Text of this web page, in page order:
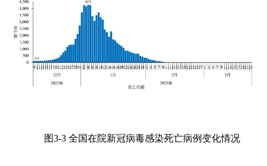
图3-3 全国在院新冠病毒感染死亡病例变化情况